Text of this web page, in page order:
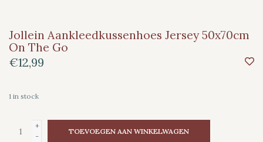
Jollein Aankleedkussenhoes Jersey 50x70cm
On The Go
€12,99
1 in stock
+
-
TOEVOEGEN AAN WINKELWAGEN